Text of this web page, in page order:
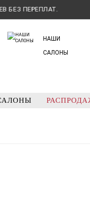
ДЕЛИТЕ
НАШИ
САЛОНЫ